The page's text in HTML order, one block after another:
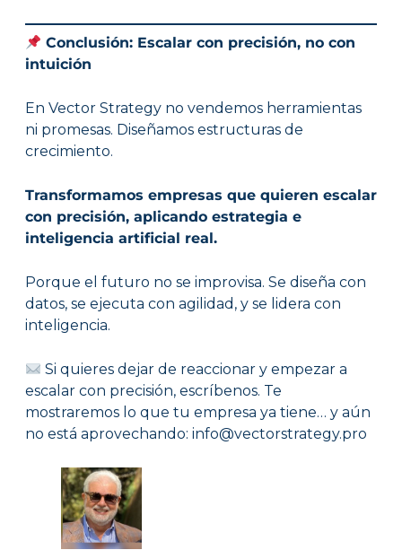
Conclusión: Escalar con precisión, no con
intuición
En Vector Strategy no vendemos herramientas
ni promesas. Diseñamos estructuras de
crecimiento.
Transformamos empresas que quieren escalar
con precisión, aplicando estrategia e
inteligencia artificial real.
Porque el futuro no se improvisa. Se diseña con
datos, se ejecuta con agilidad, y se lidera con
inteligencia.
Si quieres dejar de reaccionar y empezar a
escalar con precisión, escríbenos. Te
mostraremos lo que tu empresa ya tiene… y aún
no está aprovechando: info@vectorstrategy.pro